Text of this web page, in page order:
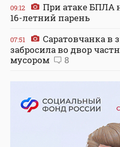
09:12
При атаке БПЛА
16-летний парень
07:51
Саратовчанка в
забросила во двор
мусором
8